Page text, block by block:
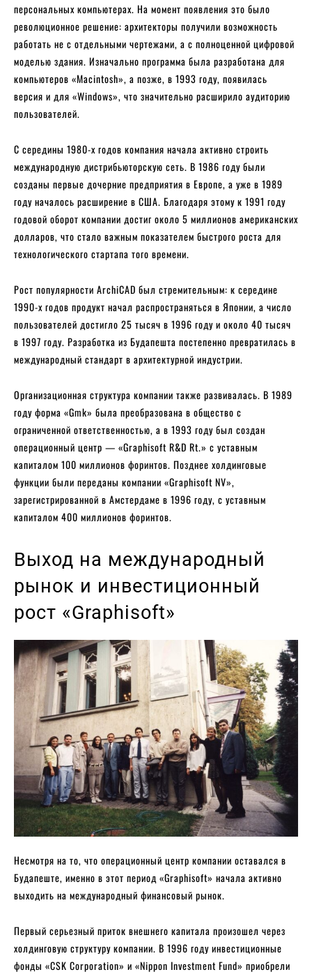
персональных компьютерах. На момент появления это было
революционное решение: архитекторы получили возможность
работать не с отдельными чертежами, а с полноценной цифровой
моделью здания. Изначально программа была разработана для
компьютеров «Macintosh», а позже, в 1993 году, появилась
версия и для «Windows», что значительно расширило аудиторию
пользователей.
С середины 1980-х годов компания начала активно строить
международную дистрибьюторскую сеть. В 1986 году были
созданы первые дочерние предприятия в Европе, а уже в 1989
году началось расширение в США. Благодаря этому к 1991 году
годовой оборот компании достиг около 5 миллионов американских
долларов, что стало важным показателем быстрого роста для
технологического стартапа того времени.
Рост популярности ArchiCAD был стремительным: к середине
1990-х годов продукт начал распространяться в Японии, а число
пользователей достигло 25 тысяч в 1996 году и около 40 тысяч
в 1997 году. Разработка из Будапешта постепенно превратилась в
международный стандарт в архитектурной индустрии.
Организационная структура компании также развивалась. В 1989
году форма «Gmk» была преобразована в общество с
ограниченной ответственностью, а в 1993 году был создан
операционный центр — «Graphisoft R&D Rt.» с уставным
капиталом 100 миллионов форинтов. Позднее холдинговые
функции были переданы компании «Graphisoft NV»,
зарегистрированной в Амстердаме в 1996 году, с уставным
капиталом 400 миллионов форинтов.
Выход на международный
рынок и инвестиционный
рост «Graphisoft»
Несмотря на то, что операционный центр компании оставался в
Будапеште, именно в этот период «Graphisoft» начала активно
выходить на международный финансовый рынок.
Первый серьезный приток внешнего капитала произошел через
холдинговую структуру компании. В 1996 году инвестиционные
фонды «CSK Corporation» и «Nippon Investment Fund» приобрели